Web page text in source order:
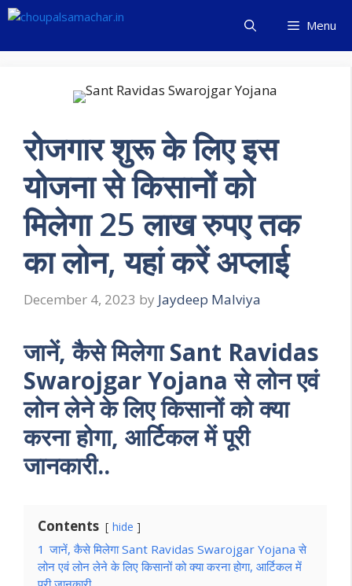
Skip
content
Menu
रोजगार शुरू के लिए इस
योजना से किसानों को
मिलेगा 25 लाख रुपए तक
का लोन, यहां करें अप्लाई
December 4, 2023 by Jaydeep Malviya
जानें, कैसे मिलेगा Sant Ravidas
Swarojgar Yojana से लोन एवं
लोन लेने के लिए किसानों को क्या
करना होगा, आर्टिकल में पूरी
जानकारी..
Contents hide
1 जानें, कैसे मिलेगा Sant Ravidas Swarojgar Yojana से
लोन एवं लोन लेने के लिए किसानों को क्या करना होगा, आर्टिकल में